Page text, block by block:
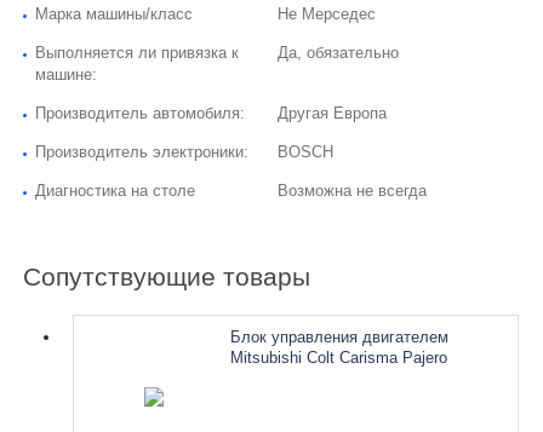
Марка машины/класс Не Мерседес
Выполняется ли привязка к
машине:
Да, обязательно
Производитель автомобиля: Другая Европа
Производитель электроники: BOSCH
Диагностика на столе Возможна не всегда
Сопутствующие товары
Блок управления двигателем
Mitsubishi Colt Carisma Pajero